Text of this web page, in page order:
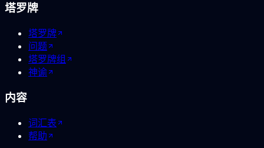
塔罗牌
塔罗牌
问题
塔罗牌组
神谕
内容
词汇表
帮助